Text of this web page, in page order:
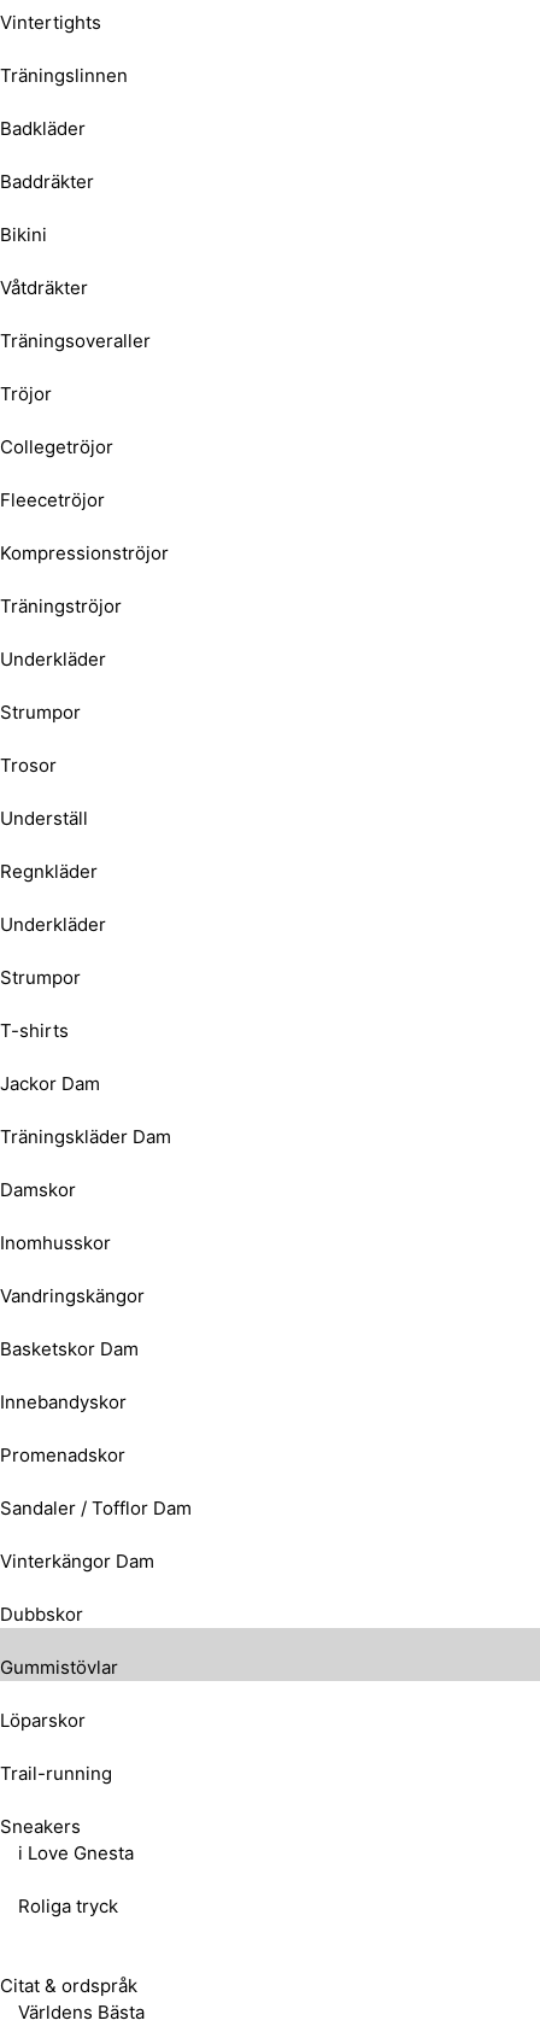
Vintertights
Träningslinnen
Badkläder
Baddräkter
Bikini
Våtdräkter
Träningsoveraller
Tröjor
Collegetröjor
Fleecetröjor
Kompressionströjor
Träningströjor
Underkläder
Strumpor
Trosor
Underställ
Regnkläder
Underkläder
Strumpor
T-shirts
Jackor Dam
Träningskläder Dam
Damskor
Inomhusskor
Vandringskängor
Basketskor Dam
Innebandyskor
Promenadskor
Sandaler / Tofflor Dam
Vinterkängor Dam
Dubbskor
Gummistövlar
Löparskor
Trail-running
Sneakers
i Love Gnesta
Roliga tryck
Citat & ordspråk
Världens Bästa